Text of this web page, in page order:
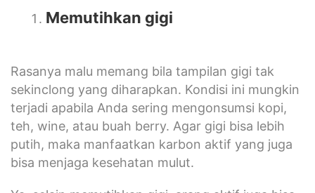
Memutihkan gigi
Rasanya malu memang bila tampilan gigi tak
sekinclong yang diharapkan. Kondisi ini mungkin
terjadi apabila Anda sering mengonsumsi kopi,
teh, wine, atau buah berry. Agar gigi bisa lebih
putih, maka manfaatkan karbon aktif yang juga
bisa menjaga kesehatan mulut.